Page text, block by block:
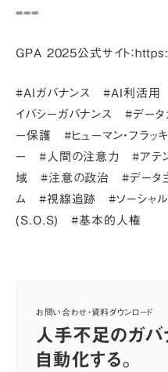
===
GPA 2025公式サイト：
#AIガバナンス #AI利活
イバシーガバナンス #デー
ー保護 #ヒューマン・フラッ
ー #人間の注意力 #アテン
域 #注意の政治 #データ主
ム #視線追跡 #ソーシャル
(S.O.S) #基本的人権
お問い合わせ・資料ダウンロード
人手不足のガ
自動化する。